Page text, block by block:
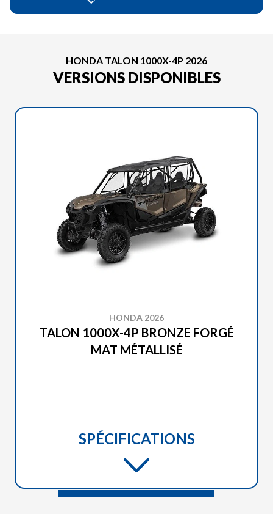
HONDA TALON 1000X-4P 2026
VERSIONS DISPONIBLES
HONDA 2026
TALON 1000X-4P BRONZE FORGÉ
MAT MÉTALLISÉ
SPÉCIFICATIONS